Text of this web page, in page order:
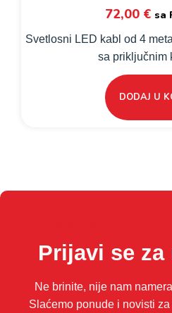
72,00 € sa
Svetlosni LED kabl od 4
sa priključnim
DODAJ U
Prijavi se
Ne brinite, nije nam
Slaćemo ponude i novisti